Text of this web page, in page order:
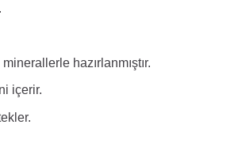
hazırlanmıştır.
içerir.